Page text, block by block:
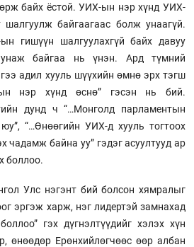
байх ёстой. УИХ-ын нэр хүнд УИХ-
байгаагаас болж унаагүй.
гишүүн шалгуулахгүй байх давуу
байгаа нь үнэн. Ард түмний
адил хууль шүүхийн өмнө эрх тэгш
нэр хүнд өснө” гэсэн нь бий.
дунд ч “…Монголд парламентын
“…Өнөөгийн УИХ-д хууль тогтоох
чадамж байна уу” гэдэг асуултууд ар
боллоо.
Улс нэгэнт бий болсон хямралыг
эргэж харж, нэг лидертэй замнахад
гэх дүгнэлтүүдийг хэлэх хүн
өнөөдөр Ерөнхийлөгчөөс өөр албан